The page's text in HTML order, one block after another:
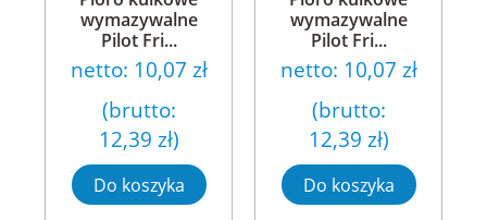
wymazywalne
Pilot Fri...
netto: 10,07 zł
(brutto:
12,39 zł)
Do koszyka
wymazywalne
Pilot Fri...
netto: 10,07 zł
(brutto:
12,39 zł)
Do koszyka